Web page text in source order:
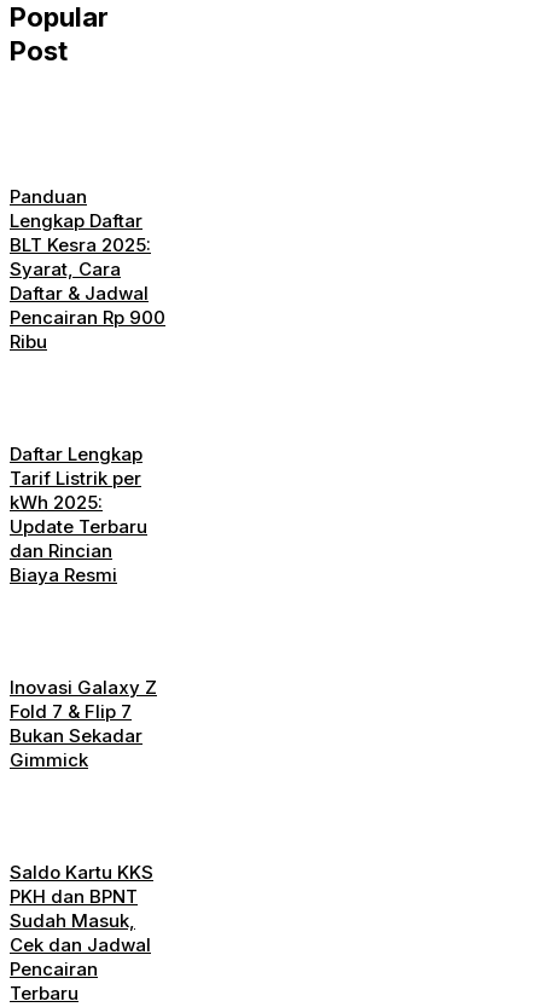
Popular
Post
Panduan
Lengkap Daftar
BLT Kesra 2025:
Syarat, Cara
Daftar & Jadwal
Pencairan Rp 900
Ribu
Daftar Lengkap
Tarif Listrik per
kWh 2025:
Update Terbaru
dan Rincian
Biaya Resmi
Inovasi Galaxy Z
Fold 7 & Flip 7
Bukan Sekadar
Gimmick
Saldo Kartu KKS
PKH dan BPNT
Sudah Masuk,
Cek dan Jadwal
Pencairan
Terbaru